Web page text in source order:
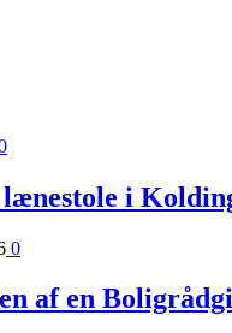
lænestole i
0
af en